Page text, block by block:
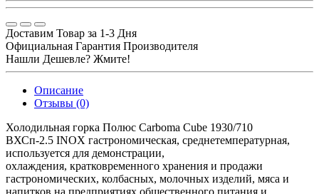
Доставим Товар за 1-3 Дня
Официальная Гарантия Производителя
Нашли Дешевле? Жмите!
Описание
Отзывы (0)
Холодильная горка Полюс Carboma Cube 1930/710
ВХСп-2.5 INOX гастрономическая, среднетемпературная,
используется для демонстрации,
охлаждения, кратковременного хранения и продажи
гастрономических, колбасных, молочных изделий, мяса и
напитков на предприятиях общественного питания и